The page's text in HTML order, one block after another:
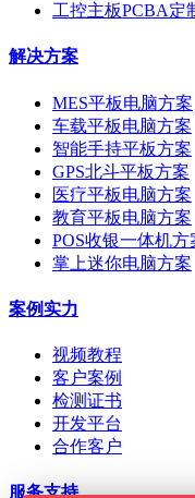
工控主板PCBA定
解决方案
MES平板电脑方案
车载平板电脑方案
智能手持平板方案
GPS北斗平板方案
医疗平板电脑方案
教育平板电脑方案
POS收银一体机方
掌上迷你电脑方案
案例实力
视频教程
客户案例
检测证书
开发平台
合作客户
服务支持